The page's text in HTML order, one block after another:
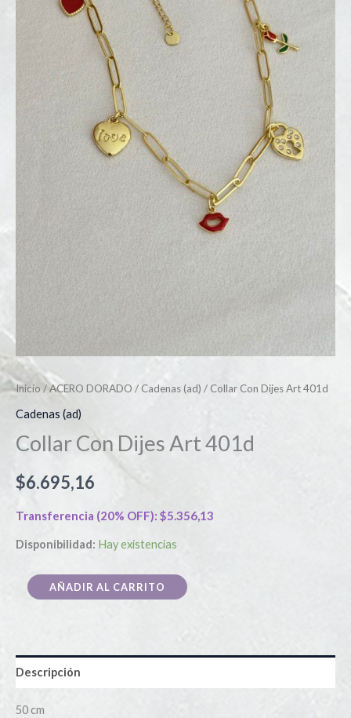
Inicio /ACERO DORADO /Cadenas (ad) / Collar Con Dijes Art 401d
Cadenas (ad)
Collar Con Dijes Art 401d
$6.695,16
Transferencia (20% OFF): $5.356,13
Disponibilidad: Hay existencias
AÑADIR AL CARRITO
Descripción
50 cm